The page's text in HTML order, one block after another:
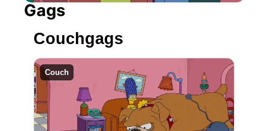
Gags
Couchgags
Couch